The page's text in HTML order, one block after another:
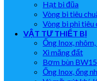
Hạt bi đũa
Vòng bi tiêu
Vòng bi phi tiêu
VẬT TƯ THIẾT BỊ
Ống Inox,
Xi măng đất
Bơm bùn
Ống Inox, ống